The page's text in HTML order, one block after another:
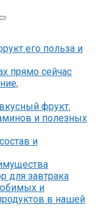
его польза и
прямо сейчас
фрукт‚
и полезных
и
для завтрака
и
в нашей